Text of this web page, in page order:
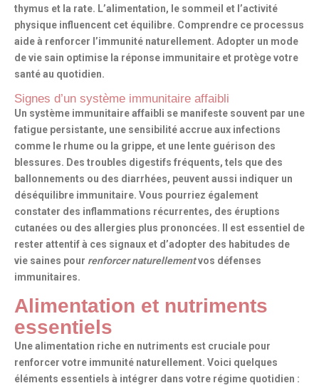
thymus et la rate. L’alimentation, le sommeil et l’activité
physique influencent cet équilibre. Comprendre ce processus
aide à renforcer l’immunité naturellement. Adopter un mode
de vie sain optimise la réponse immunitaire et protège votre
santé au quotidien.
Signes d’un système immunitaire affaibli
Un système immunitaire affaibli se manifeste souvent par une
fatigue persistante, une sensibilité accrue aux infections
comme le rhume ou la grippe, et une lente guérison des
blessures. Des troubles digestifs fréquents, tels que des
ballonnements ou des diarrhées, peuvent aussi indiquer un
déséquilibre immunitaire. Vous pourriez également
constater des inflammations récurrentes, des éruptions
cutanées ou des allergies plus prononcées. Il est essentiel de
rester attentif à ces signaux et d’adopter des habitudes de
vie saines pour renforcer naturellementvos défenses
immunitaires.
Alimentation et nutriments
essentiels
Une alimentation riche en nutriments est cruciale pour
renforcer votre immunité naturellement. Voici quelques
éléments essentiels à intégrer dans votre régime quotidien :